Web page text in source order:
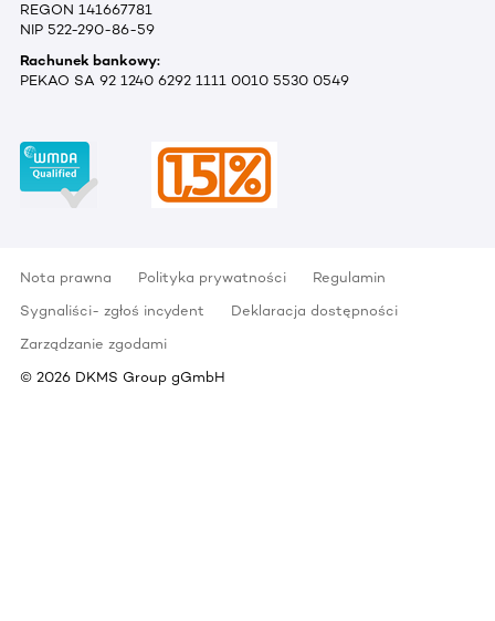
REGON 141667781
NIP 522-290-86-59
Rachunek bankowy:
PEKAO SA 92 1240 6292 1111 0010 5530 0549
Nota prawna Polityka prywatności
Regulamin
Sygnaliści- zgłoś incydent
Deklaracja dostępności
Zarządzanie zgodami
© 2026 DKMS Group gGmbH